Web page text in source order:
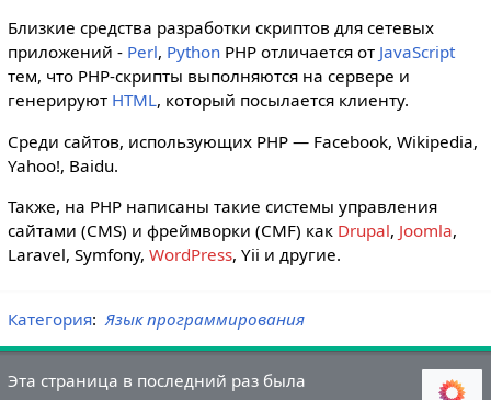
Близкие средства разработки скриптов для сетевых
приложений - Perl, PythonPHP отличается от JavaScript
тем, что PHP-скрипты выполняются на сервере и
генерируют HTML, который посылается клиенту.
Среди сайтов, использующих PHP — Facebook, Wikipedia,
Yahoo!, Baidu.
Также, на PHP написаны такие системы управления
сайтами (CMS) и фреймворки (CMF) как Drupal, Joomla,
Laravel, Symfony, WordPress, Yii и другие.
Категория: Язык программирования
Эта страница в последний раз была